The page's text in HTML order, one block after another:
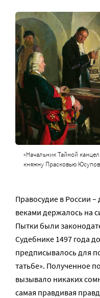
«Начальник Тайной
княжну Прасковью
Правосудие в России –
веками держалось на
Пытки были
Судебнике 1497 года
предписывалось для
татьбе». Полученное
вызывало никаких
самая правдивая